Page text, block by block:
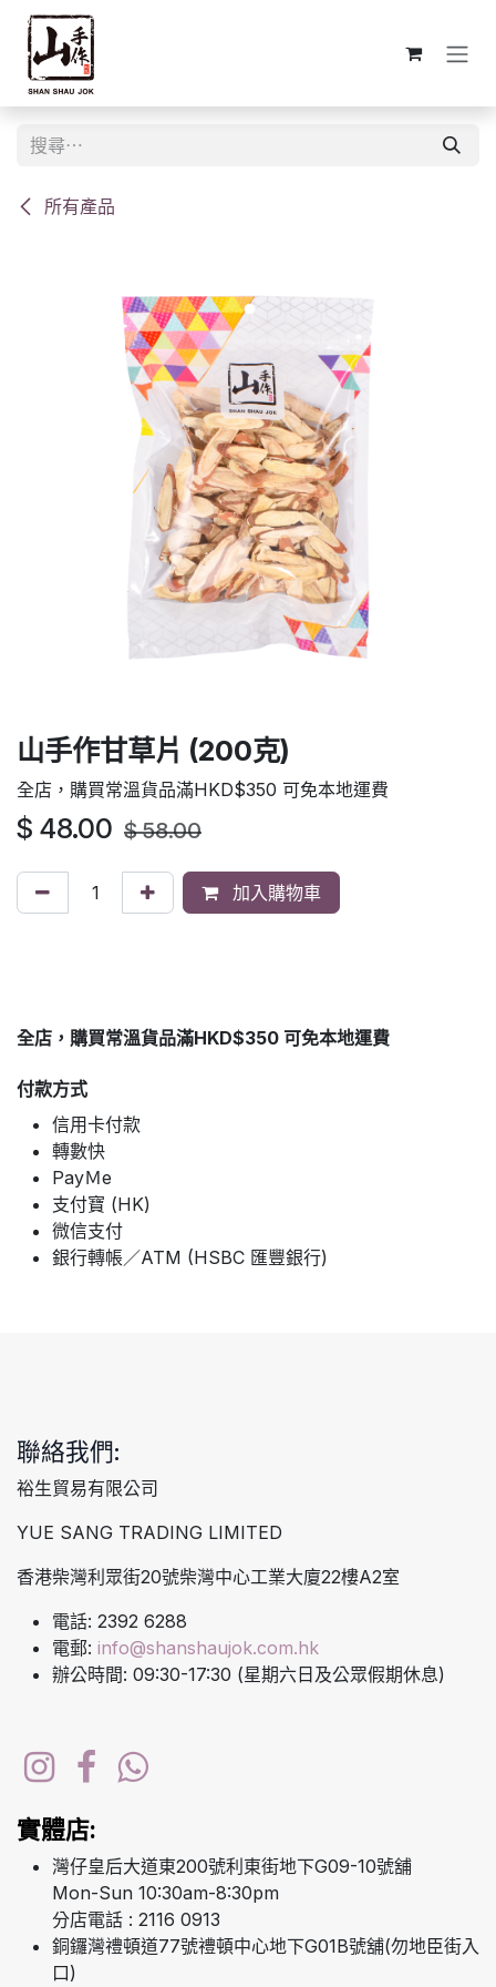
跳至內容
所有產品
山手作甘草片 (200克)
全店，購買常溫貨品滿HKD$350 可免本地運費
$ 48.00 $58.00
加入購物車
全店，購買常溫貨品滿HKD$350 可免本地運費
付款方式
信用卡付款
轉數快
PayＭe
支付寶 (HK)
微信支付
銀行轉帳／ATM (HSBC 匯豐銀行)
聯絡我們:
裕生貿易有限公司
YUE SANG TRADING LIMITED
香港柴灣利眾街20號柴灣中心工業大廈22樓A2室
電話: 2392 6288
電郵: info@shanshaujok.com.hk
辦公時間: 09:30-17:30 (星期六日及公眾假期休息)
實體店:
灣仔皇后大道東200號利東街地下G09-10號舖
Mon-Sun 10:30am-8:30pm
分店電話 : 2116 0913
銅鑼灣禮頓道77號禮頓中心地下G01B號舖(勿地臣街入
口)